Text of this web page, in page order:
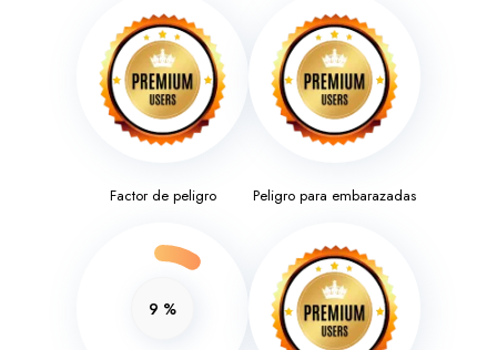
Factor de peligro
9 %
Peligro para embarazadas